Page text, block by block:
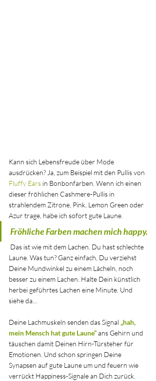
Kann sich Lebensfreude über Mode
ausdrücken? Ja, zum Beispiel mit den Pullis von
Fluffy Ears in Bonbonfarben. Wenn ich einen
dieser fröhlichen Cashmere-Pullis in
strahlendem Zitrone, Pink, Lemon Green oder
Azur trage, habe ich sofort gute Laune.
Fröhliche Farben machen mich happy.
Laune. Was tun? Ganz einfach, Du verziehst
Deine Mundwinkel zu einem Lächeln, noch
besser zu einem Lachen. Halte Dein künstlich
herbei geführtes Lachen eine Minute. Und
siehe da…
Deine Lachmuskeln senden das Signal „hah,
mein Mensch hat gute Laune“ ans Gehirn und
täuschen damit Deinen Hirn-Türsteher für
Emotionen. Und schon springen Deine
Synapsen auf gute Laune um und feuern wie
verrückt Happiness-Signale an Dich zurück.